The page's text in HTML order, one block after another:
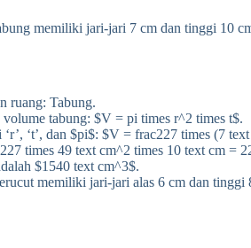
memiliki jari-jari 7 cm dan tinggi 10
ruang: Tabung.
tabung: $V = pi times r^2 times t$.
‘t’, dan $pi$: $V = frac227 times (7
times 49 text cm^2 times 10 text cm =
$1540 text cm^3$.
memiliki jari-jari alas 6 cm dan